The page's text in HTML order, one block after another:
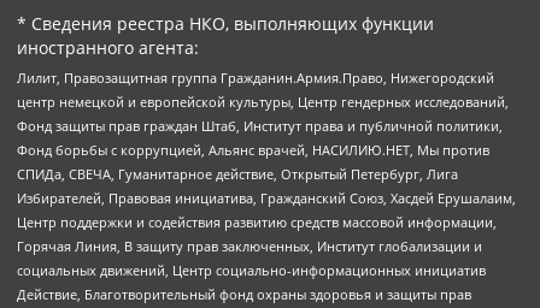
* Сведения реестра НКО, выполняющих функции
иностранного агента:
Лилит, Правозащитная группа Гражданин.Армия.Право, Нижегородский
центр немецкой и европейской культуры, Центр гендерных исследований,
Фонд защиты прав граждан Штаб, Институт права и публичной политики,
Фонд борьбы с коррупцией, Альянс врачей, НАСИЛИЮ.НЕТ, Мы против
СПИДа, СВЕЧА, Гуманитарное действие, Открытый Петербург, Лига
Избирателей, Правовая инициатива, Гражданский Союз, Хасдей Ерушалаим,
Центр поддержки и содействия развитию средств массовой информации,
Горячая Линия, В защиту прав заключенных, Институт глобализации и
социальных движений, Центр социально-информационных инициатив
Действие, Благотворительный фонд охраны здоровья и защиты прав